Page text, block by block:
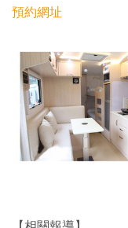
預約網址